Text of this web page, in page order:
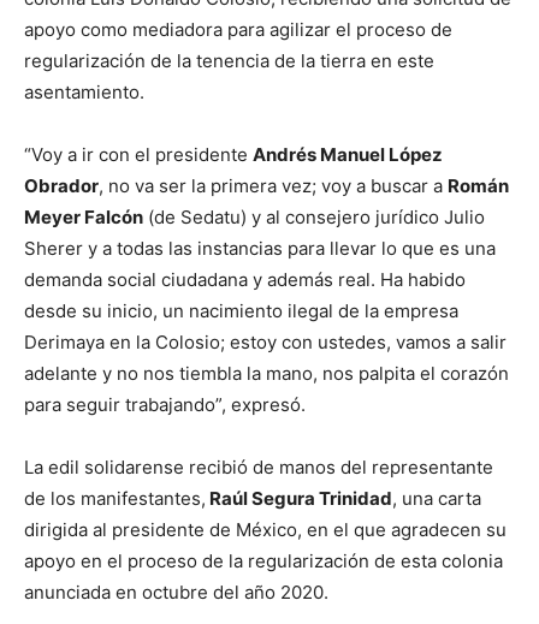
apoyo como mediadora para agilizar el proceso de
regularización de la tenencia de la tierra en este
asentamiento.
“Voy a ir con el presidente Andrés Manuel López
Obrador, no va ser la primera vez; voy a buscar a Román
Meyer Falcón (de Sedatu) y al consejero jurídico Julio
Sherer y a todas las instancias para llevar lo que es una
demanda social ciudadana y además real. Ha habido
desde su inicio, un nacimiento ilegal de la empresa
Derimaya en la Colosio; estoy con ustedes, vamos a salir
adelante y no nos tiembla la mano, nos palpita el corazón
para seguir trabajando”, expresó.
La edil solidarense recibió de manos del representante
de los manifestantes, Raúl Segura Trinidad, una carta
dirigida al presidente de México, en el que agradecen su
apoyo en el proceso de la regularización de esta colonia
anunciada en octubre del año 2020.